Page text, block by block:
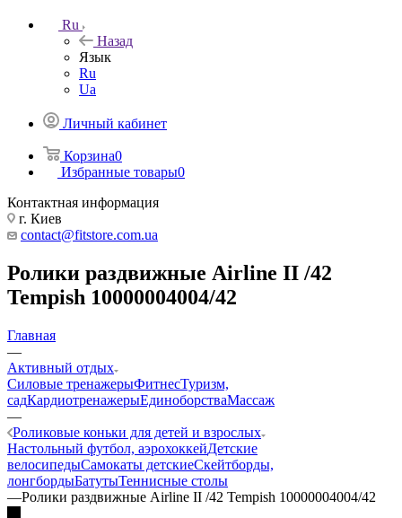
Ru
Назад
Язык
Ru
Ua
Личный кабинет
Корзина0
Избранные товары0
Контактная информация
г. Киев
contact@fitstore.com.ua
Ролики раздвижные Airline II /42
Tempish 10000004004/42
Главная
—
Активный отдых
Силовые тренажерыФитнесТуризм,
садКардиотренажерыЕдиноборстваМассаж
—
Роликовые коньки для детей и взрослых
Настольный футбол, аэрохоккейДетские
велосипедыСамокаты детскиеСкейтборды,
лонгбордыБатутыТеннисные столы
—Ролики раздвижные Airline II /42 Tempish 10000004004/42